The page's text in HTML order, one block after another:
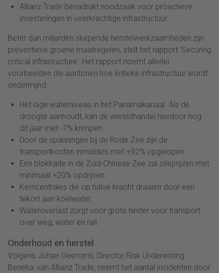
Allianz Trade benadrukt noodzaak voor proactieve
investeringen in veerkrachtige infrastructuur.
Beter dan miljarden slurpende herstelwerkzaamheden zijn
preventieve groene maatregelen, stelt het rapport ‘Securing
critical infrastructure’. Het rapport noemt allerlei
voorbeelden die aantonen hoe kritieke infrastructuur wordt
ondermijnd:
Het lage waterniveau in het Panamakanaal. Als de
droogte aanhoudt, kan de wereldhandel hierdoor nog
dit jaar met -7% krimpen.
Door de spanningen bij de Rode Zee zijn de
transportkosten inmiddels met +92% opgelopen.
Een blokkade in de Zuid-Chinese Zee zal olieprijzen met
minimaal +20% opdrijven.
Kerncentrales die op halve kracht draaien door een
tekort aan koelwater.
Wateroverlast zorgt voor grote hinder voor transport
over weg, water en rail.
Onderhoud en herstel
Volgens Johan Geeroms, Director Risk Underwriting
Benelux van Allianz Trade, neemt het aantal incidenten door